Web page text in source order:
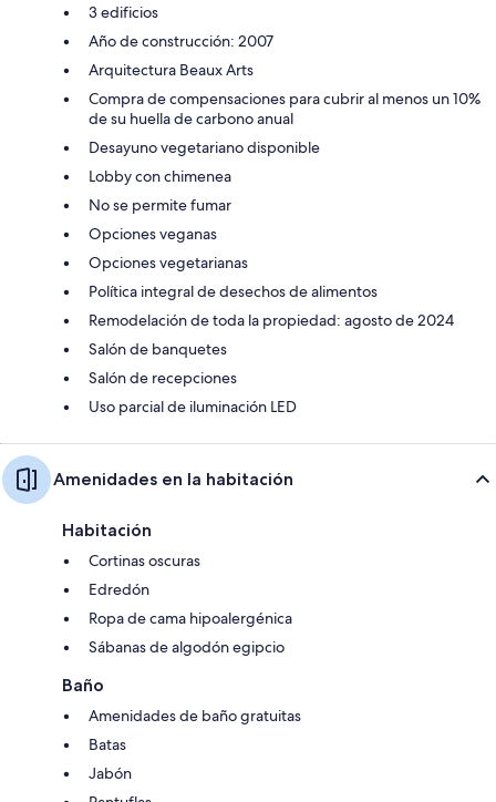
3 edificios
Año de construcción: 2007
Arquitectura Beaux Arts
Compra de compensaciones para cubrir al menos un 10%
de su huella de carbono anual
Desayuno vegetariano disponible
Lobby con chimenea
No se permite fumar
Opciones veganas
Opciones vegetarianas
Política integral de desechos de alimentos
Remodelación de toda la propiedad: agosto de 2024
Salón de banquetes
Salón de recepciones
Uso parcial de iluminación LED
Amenidades en la habitación
Habitación
Cortinas oscuras
Edredón
Ropa de cama hipoalergénica
Sábanas de algodón egipcio
Baño
Amenidades de baño gratuitas
Batas
Jabón